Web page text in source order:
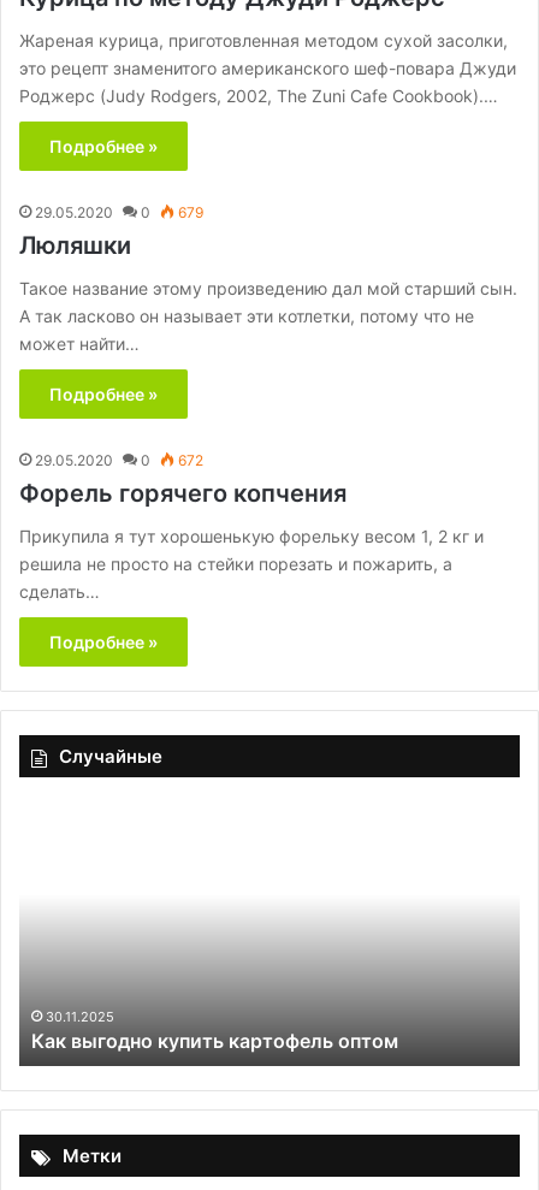
Жареная курица, приготовленная методом сухой засолки,
это рецепт знаменитого американского шеф-повара Джуди
Роджерс (Judy Rodgers, 2002, The Zuni Cafe Cookbook).…
Подробнее »
29.05.2020 0 679
Люляшки
Такое название этому произведению дал мой старший сын.
А так ласково он называет эти котлетки, потому что не
может найти…
Подробнее »
29.05.2020 0 672
Форель горячего копчения
Прикупила я тут хорошенькую форельку весом 1, 2 кг и
решила не просто на стейки порезать и пожарить, а
сделать…
Подробнее »
Случайные
30.11.2025
Как выгодно купить картофель оптом
Метки